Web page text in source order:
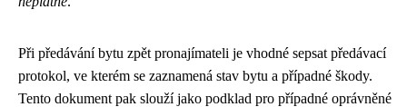
Při předávání bytu zpět pronajímateli je vhodné sepsat předávací
protokol, ve kterém se zaznamená stav bytu a případné škody.
Tento dokument pak slouží jako podklad pro případné oprávněné